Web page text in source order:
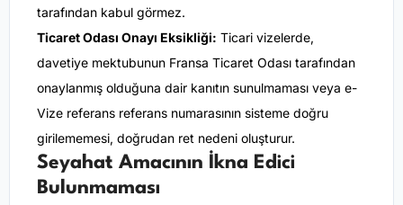
tarafından kabul görmez.
Ticaret Odası Onayı Eksikliği: Ticari vizelerde,
davetiye mektubunun Fransa Ticaret Odası tarafından
onaylanmış olduğuna dair kanıtın sunulmaması veya e-
Vize referans referans numarasının sisteme doğru
girilememesi, doğrudan ret nedeni oluşturur.
Seyahat Amacının İkna Edici
Bulunmaması